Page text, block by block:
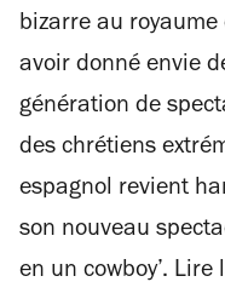
bizarre au royaume
avoir donné envie
génération de
des chrétiens
espagnol revient
son nouveau
en un cowboy’.